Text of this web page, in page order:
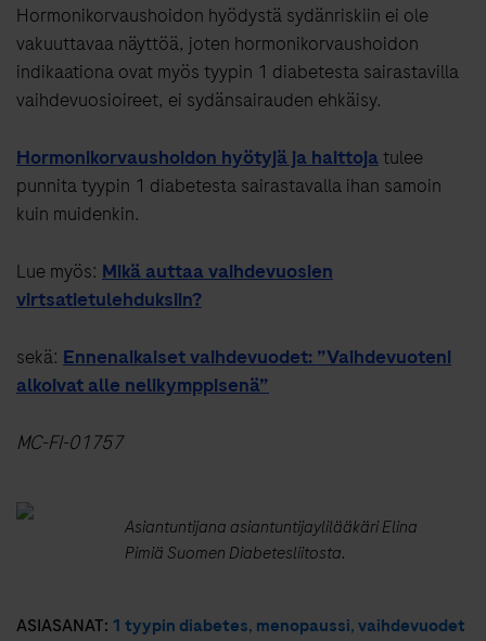
Hormonikorvaushoidon hyödystä sydänriskiin ei ole
vakuuttavaa näyttöä, joten hormonikorvaushoidon
indikaationa ovat myös tyypin 1 diabetesta sairastavilla
vaihdevuosioireet, ei sydänsairauden ehkäisy.
Hormonikorvaushoidon hyötyjä ja haittojatulee
punnita tyypin 1 diabetesta sairastavalla ihan samoin
kuin muidenkin.
Lue myös: Mikä auttaa vaihdevuosien
virtsatietulehduksiin?
sekä: Ennenaikaiset vaihdevuodet: ”Vaihdevuoteni
alkoivat alle nelikymppisenä”
MC-FI-01757
Asiantuntijana asiantuntijaylilääkäri Elina
Pimiä Suomen Diabetesliitosta.
ASIASANAT: 1 tyypin diabetes, menopaussi,vaihdevuodet